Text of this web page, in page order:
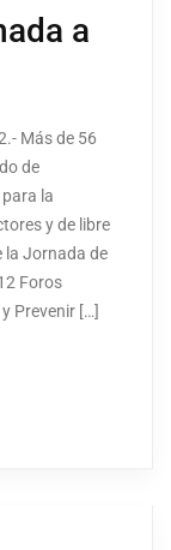
a
Más de 56
de
la
y de libre
la Jornada de
Foros
Prevenir […]